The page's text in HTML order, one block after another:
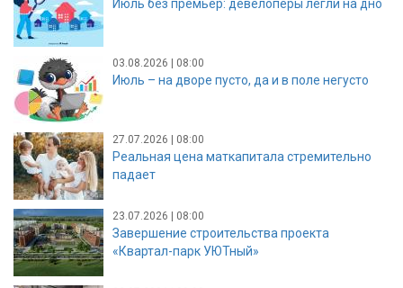
Июль без премьер: девелоперы легли на дно
03.08.2026 | 08:00
Июль – на дворе пусто, да и в поле негусто
27.07.2026 | 08:00
Реальная цена маткапитала стремительно
падает
23.07.2026 | 08:00
Завершение строительства проекта
«Квартал-парк УЮТный»